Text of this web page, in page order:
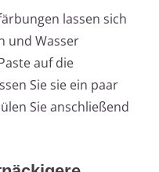
lassen sich
und Wasser
auf die
Sie sie ein paar
Sie anschließend